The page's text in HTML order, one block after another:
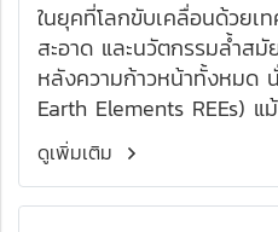
ในยุคที่โลกขับเคลื่อนด้วยเ
สะอาด และนวัตกรรมล้ำส
หลังความก้าวหน้าทั้งหมด
Earth Elements REEs) แม้จะมีชื่อว่า หายาก แต่
แท้จริงแล้ว ธาตุเหล่านี้มีอ
แต่มีความยากในการแยกแล
สำคัญคือ แรร์เอิร์ธเป็นวัสดุ
ดูเพิ่มเติม